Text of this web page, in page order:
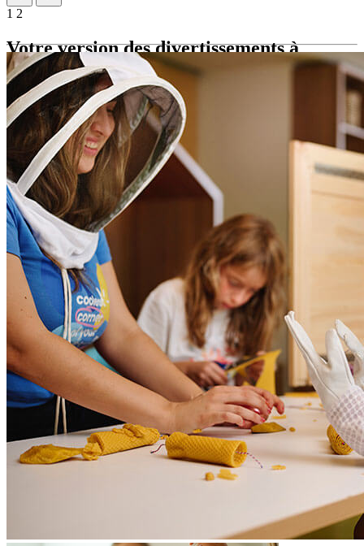
1 2
Votre version des divertissements à
chaque pas
Notre Maro Club entièrement équipé est conçu pour divertir les
enfants au moyen de jeux passionnants, d’activités créatives et
d’expériences qui stimulent l’apprentissage par le jeu.
Maro Club : garde d'enfants toute la journée dans des salles de
jeux intérieures et extérieures pour les enfants de 3 à 12 ans
avec un programme créatif et éducatif
Jeux excitants, activités créatives et expériences qui stimulent
l'apprentissage par le jeu
Programmes supervisés par le personnel tous les jours de 9h à
21h
Service de babysitting (supplément)